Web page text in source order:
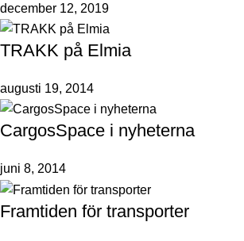
december 12, 2019
TRAKK på Elmia
augusti 19, 2014
CargosSpace i nyheterna
juni 8, 2014
Framtiden för transporter